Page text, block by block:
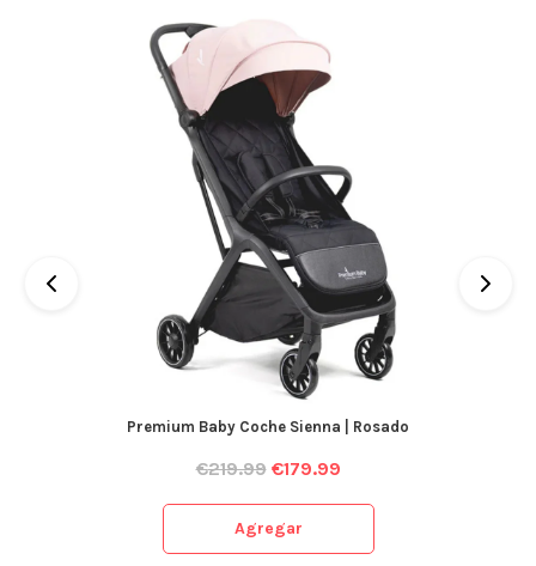
Premium Baby Coche Sienna | Rosado
€219.99 €179.99
Agregar